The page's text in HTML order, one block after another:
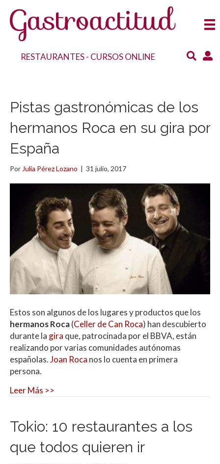
RESTAURANTES- CURSOS ONLINE
Pistas gastronómicas de los
hermanos Roca en su gira por
España
Por Julia Pérez Lozano | 31 julio, 2017
Estos son algunos de los lugares y productos que los
hermanos Roca(Celler de Can Roca) han descubierto
durante la gira que, patrocinada por el BBVA, están
realizando por varias comunidades autónomas
españolas.Joan Roca nos lo cuenta en primera
persona.
Leer Más >>
Tokio: 10 restaurantes a los
que todos quieren ir